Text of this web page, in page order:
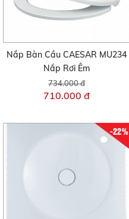
Nắp Bàn Cầu CAESAR MU234
Nắp Rơi Êm
734.000 đ
710.000 đ
-22%